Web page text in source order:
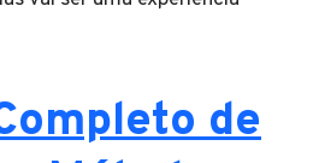
de